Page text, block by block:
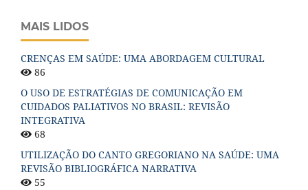
MAIS LIDOS
CRENÇAS EM SAÚDE: UMA ABORDAGEM CULTURAL
86
O USO DE ESTRATÉGIAS DE COMUNICAÇÃO EM
CUIDADOS PALIATIVOS NO BRASIL: REVISÃO
INTEGRATIVA
68
UTILIZAÇÃO DO CANTO GREGORIANO NA SAÚDE: UMA
REVISÃO BIBLIOGRÁFICA NARRATIVA
55